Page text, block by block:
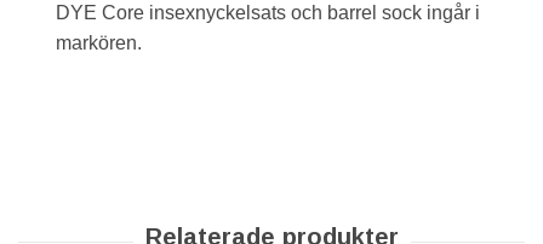
DYE Core insexnyckelsats och barrel sock ingår i
markören.